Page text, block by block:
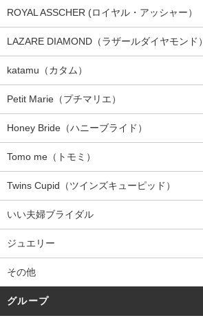
ROYAL ASSCHER (ロイヤル・アッシャー）
LAZARE DIAMOND（ラザールダイヤモンド）
katamu（カタム）
Petit Marie（プチマリエ）
Honey Bride（ハニーブライド）
Tomo me（トモミ）
Twins Cupid（ツインズキューピッド）
いい夫婦ブライダル
ジュエリー
その他
グループ